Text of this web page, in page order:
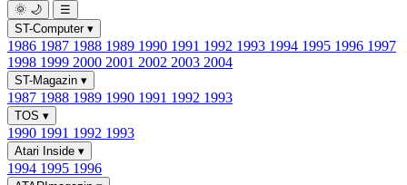
🌞 🌙
☰
ST-Computer ▾
1986 1987 1988 1989 1990 1991 1992 1993 1994 1995 1996 1997
1998 1999 2000 2001 2002 2003 2004
ST-Magazin ▾
1987 1988 1989 1990 1991 1992 1993
TOS ▾
1990 1991 1992 1993
Atari Inside ▾
1994 1995 1996